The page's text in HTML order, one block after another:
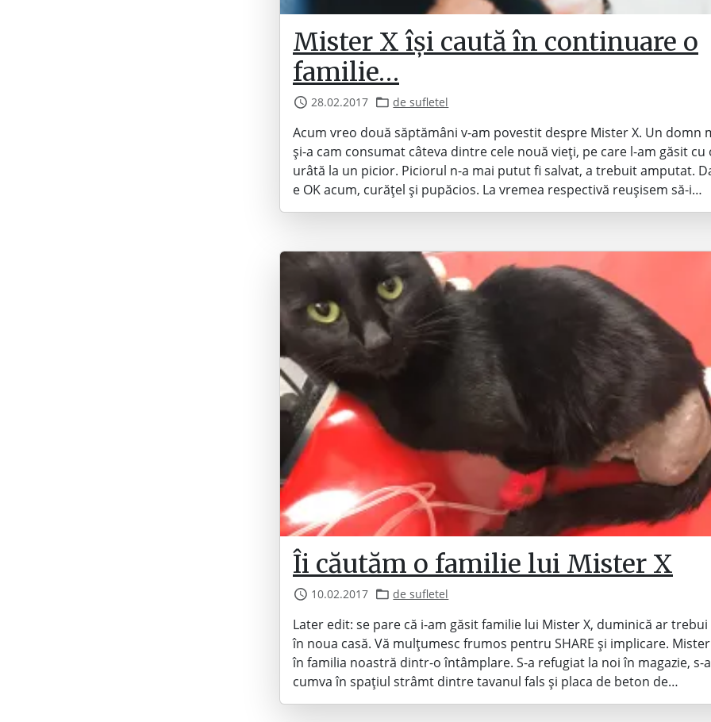
Mister X își caută în continuare o
familie…
28.02.2017 de sufletel
Acum vreo două săptămâni v-am povestit despre Mister X. Un domn
și-a cam consumat câteva dintre cele nouă vieți, pe care l-am găsit cu
urâtă la un picior. Piciorul n-a mai putut fi salvat, a trebuit amputat.
e OK acum, curățel și pupăcios. La vremea respectivă reușisem să-i…
Îi căutăm o familie lui Mister X
10.02.2017 de sufletel
Later edit: se pare că i-am găsit familie lui Mister X, duminică ar trebui
în noua casă. Vă mulțumesc frumos pentru SHARE și implicare.
în familia noastră dintr-o întâmplare. S-a refugiat la noi în magazie, s-
cumva în spațiul strâmt dintre tavanul fals și placa de beton de…